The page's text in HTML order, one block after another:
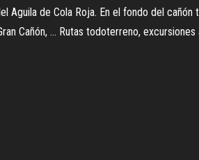
Aguila de Cola Roja. En el fondo del cañón
Cañón, ... Rutas todoterreno, excursiones